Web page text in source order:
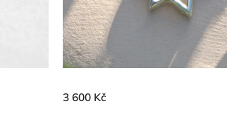
3 600 Kč